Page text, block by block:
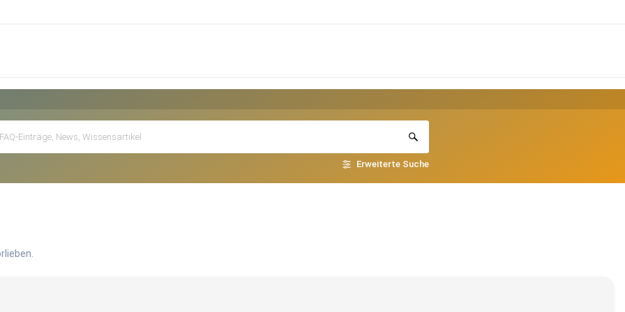
Erweiterte Suche